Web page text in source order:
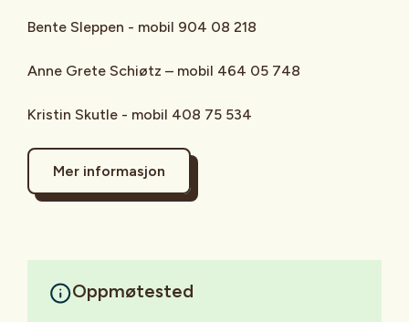
Bente Sleppen - mobil 904 08 218
Anne Grete Schiøtz – mobil 464 05 748
Kristin Skutle - mobil 408 75 534
Mer informasjon
Oppmøtested